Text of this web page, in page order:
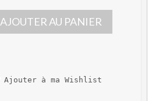
p
r
i
i
p
r
i
t
AJOUTER AU PANIER
Ajouter à ma Wishlist